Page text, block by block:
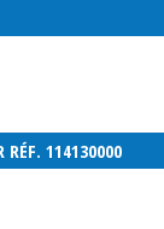
RÉF. 114130000